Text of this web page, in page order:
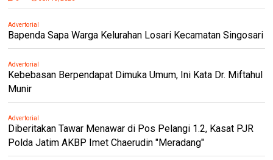
Advertorial
Bapenda Sapa Warga Kelurahan Losari Kecamatan Singosari
Advertorial
Kebebasan Berpendapat Dimuka Umum, Ini Kata Dr. Miftahul
Munir
Advertorial
Diberitakan Tawar Menawar di Pos Pelangi 1.2, Kasat PJR
Polda Jatim AKBP Imet Chaerudin "Meradang"